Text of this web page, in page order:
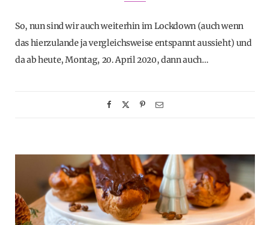
So, nun sind wir auch weiterhin im Lockdown (auch wenn
das hierzulande ja vergleichsweise entspannt aussieht) und
da ab heute, Montag, 20. April 2020, dann auch…